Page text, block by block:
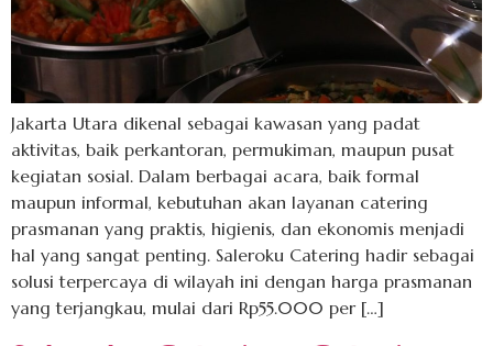
Jakarta Utara dikenal sebagai kawasan yang padat
aktivitas, baik perkantoran, permukiman, maupun pusat
kegiatan sosial. Dalam berbagai acara, baik formal
maupun informal, kebutuhan akan layanan catering
prasmanan yang praktis, higienis, dan ekonomis menjadi
hal yang sangat penting. Saleroku Catering hadir sebagai
solusi terpercaya di wilayah ini dengan harga prasmanan
yang terjangkau, mulai dari Rp55.000 per […]